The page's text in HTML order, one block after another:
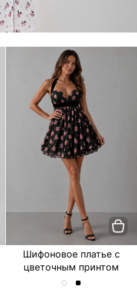
Шифоновое платье с
цветочным принтом
Шифоновое
Шифоновое